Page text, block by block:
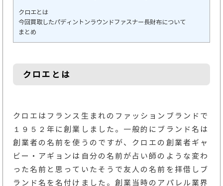
クロエとは
今回買取したパディントンラウンドファスナー長財布について
まとめ
クロエとは
クロエはフランス生まれのファッションブランドで
１９５２年に創業しました。一般的にブランド名は
創業者の名前を使うのですが、クロエの創業者ギャ
ビー・アギョンは自分の名前が占い師のような変わ
った名前と思っていたそうで友人の名前を拝借しブ
ランド名を名付けました。創業当時のアパレル業界